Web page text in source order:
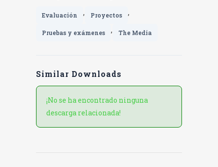
Evaluación , Proyectos ,
Pruebas y exámenes , The Media
Similar Downloads
¡No se ha encontrado ninguna
descarga relacionada!